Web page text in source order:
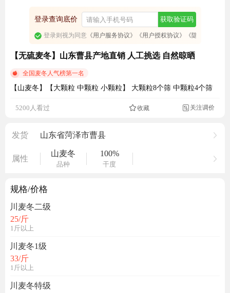
登录查询底价 获取验证码
登录则视为同意《用户服务协议》 《用户授权协议》 《隐私政策》
【无硫麦冬】山东曹县产地直销 人工挑选 自然晾晒
全国麦冬人气榜第一名
【山麦冬】【大颗粒 中颗粒 小颗粒】 大颗粒8个筛 中颗粒4个筛
5200人看过 收藏 关注调价
发货 山东省菏泽市曹县
属性
山麦冬
品种
100%
干度
规格/价格
川麦冬二级
25/斤
1斤以上
川麦冬1级
33/斤
1斤以上
川麦冬特级